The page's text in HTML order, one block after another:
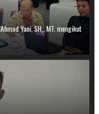
Yani, SH,. MT. mengikut